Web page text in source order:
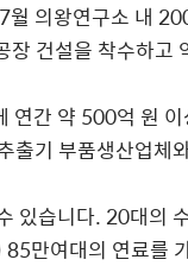
월 의왕연구소 내
건설을 착수하고
연간 약 500억 원
출기 부품생산업체
있습니다. 20대의
만여대의 연료를